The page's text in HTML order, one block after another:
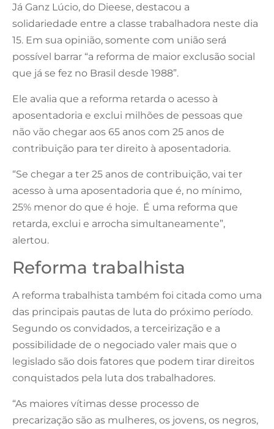
Já Ganz Lúcio, do Dieese, destacou a
solidariedade entre a classe trabalhadora neste dia
15. Em sua opinião, somente com união será
possível barrar “a reforma de maior exclusão social
que já se fez no Brasil desde 1988”.
Ele avalia que a reforma retarda o acesso à
aposentadoria e exclui milhões de pessoas que
não vão chegar aos 65 anos com 25 anos de
contribuição para ter direito à aposentadoria.
“Se chegar a ter 25 anos de contribuição, vai ter
acesso à uma aposentadoria que é, no mínimo,
25% menor do que é hoje. É uma reforma que
retarda, exclui e arrocha simultaneamente”,
alertou.
Reforma trabalhista
A reforma trabalhista também foi citada como uma
das principais pautas de luta do próximo período.
Segundo os convidados, a terceirização e a
possibilidade de o negociado valer mais que o
legislado são dois fatores que podem tirar direitos
conquistados pela luta dos trabalhadores.
“As maiores vítimas desse processo de
precarização são as mulheres, os jovens, os negros,